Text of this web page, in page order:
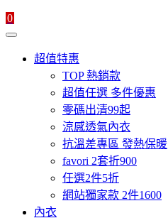
0
超值特惠
TOP 熱銷款
超值任選 多件優惠
零碼出清99起
涼感透氣內衣
抗溫差專區 發熱保暖
favori 2套折900
任選2件5折
網站獨家款 2件1600
內衣